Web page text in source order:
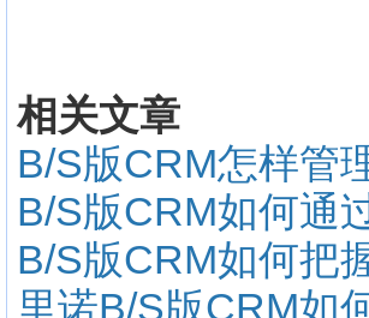
相关文章
B/S版CRM怎样管
B/S版CRM如何通
B/S版CRM如何把
里诺B/S版CRM如